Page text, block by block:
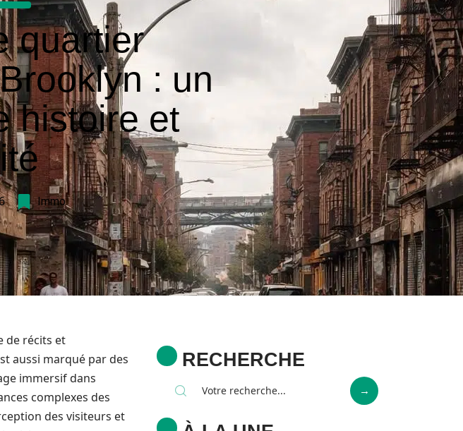
quartier
: un
histoire et
Immo
de récits et
aussi marqué par des
immersif dans
complexes des
des visiteurs et
RECHERCHE